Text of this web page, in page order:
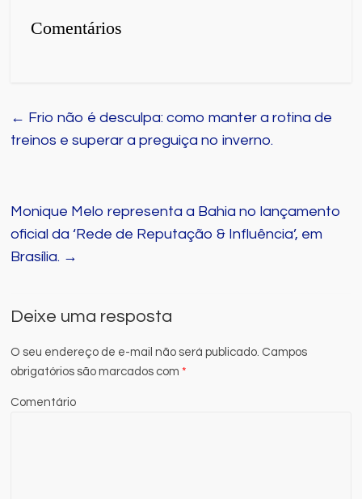
Comentários
← Frio não é desculpa: como manter a rotina de
treinos e superar a preguiça no inverno.
Monique Melo representa a Bahia no lançamento
oficial da ‘Rede de Reputação & Influência’, em
Brasília. →
Deixe uma resposta
O seu endereço de e-mail não será publicado. Campos
obrigatórios são marcados com*
Comentário